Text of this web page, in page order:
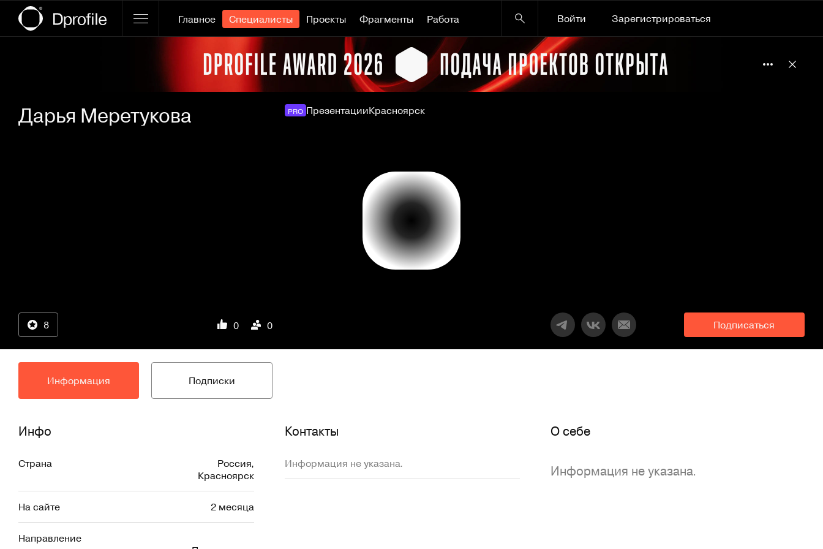
Главное Специалисты Проекты Фрагменты Работа Войти
Зарегистрироваться
Дарья Меретукова PRO ПрезентацииКрасноярск
8 0 0 Подписаться
Информация Подписки
Инфо
Страна Россия,
Красноярск
На сайте 2 месяца
Направление
Контакты
Информация не указана.
O себе
Информация не указана.